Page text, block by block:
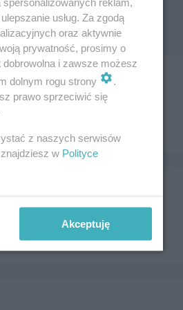
usług. Za zgodą
oraz aktywnie
prywatność, prosimy o
dobrowolna i zawsze możesz
dolnym rogu strony
.
prawo sprzeciwić się
z naszych serwisów
w Polityce
Akceptuję